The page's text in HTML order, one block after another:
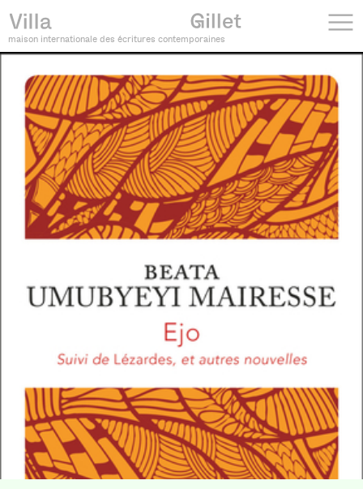
maison internationale des écritures contemporaines